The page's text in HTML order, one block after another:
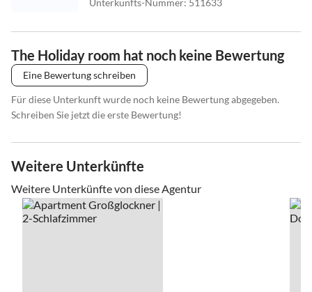
The Holiday room hat noch keine Bewertung
Eine Bewertung schreiben
Für diese Unterkunft wurde noch keine Bewertung abgegeben.
Schreiben Sie jetzt die erste Bewertung!
Weitere Unterkünfte
Weitere Unterkünfte von diese Agentur